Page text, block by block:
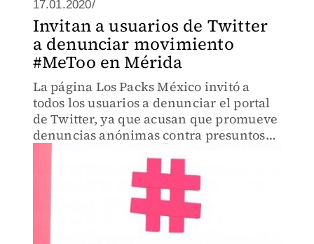
17.01.2020/
Invitan a usuarios de Twitter
a denunciar movimiento
#MeToo en Mérida
La página Los Packs México invitó a
todos los usuarios a denunciar el portal
de Twitter, ya que acusan que promueve
denuncias anónimas contra presuntos
acosadores y violadores sin poder